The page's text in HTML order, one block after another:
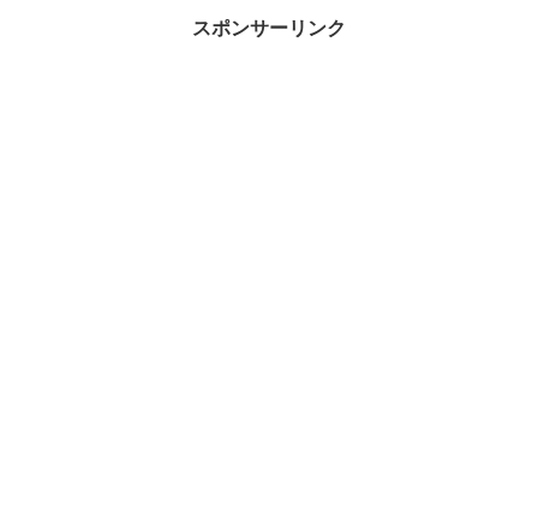
スポンサーリンク